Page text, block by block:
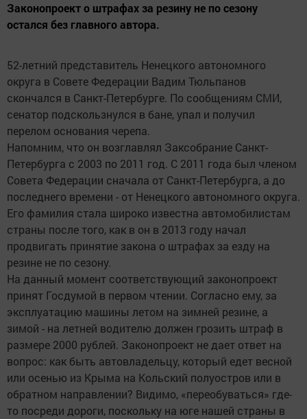
Законопроект о штрафах за резину не по сезону
остался без главного автора.
52-летний представитель Ненецкого автономного
округа в Совете Федерации Вадим Тюльпанов
скончался в Санкт-Петербурге. По сообщениям СМИ,
сенатор подскользнулся в бане, упал и получил
перелом основания черепа.
Напомним, что он возглавлял Заксобрание Санкт-
Петербурга с 2003 по 2011 год. С 2011 года был членом
Совета Федерации сначала от Санкт-Петербурга, а до
последнего времени - от Ненецкого автономного округа.
Его фамилия стала широко известна автомобилистам
страны после того, как в он в 2013 году начал
продвигать принятие закона о штрафах за езду на
резине не по сезону.
На данный момент соответствующий законопроект
принят Госдумой в первом чтении. Согласно ему, за
эксплуатацию машины летом на зимней резине, а
зимой - на летней водителю должен грозить штраф в
размере 2000 рублей. Законопроект не дает ответ на
вопрос: как быть автовладельцу, который едет весной
или осенью из Крыма на Кольский полуостров или в
обратном направлении? Видимо, «переобуваться» где-
то посреди дороги, поскольку на юге нашей страны в